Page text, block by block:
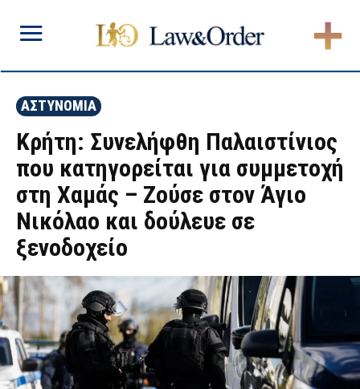
ΑΣΤΥΝΟΜΙΑ
Κρήτη: Συνελήφθη Παλαιστίνιος
που κατηγορείται για συμμετοχή
στη Χαμάς – Ζούσε στον Άγιο
Νικόλαο και δούλευε σε
ξενοδοχείο